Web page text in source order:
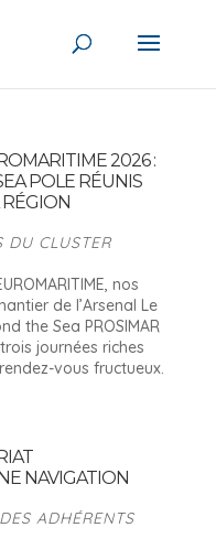
2026 :
POLE RÉUNIS
RÉGION
DU CLUSTER
nos
de l’Arsenal Le
the Sea PROSIMAR
trois journées riches
vous fructueux.
NAVIGATION
ADHÉRENTS